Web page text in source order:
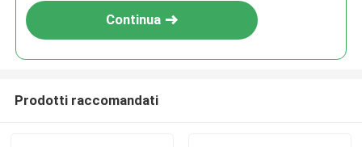
Continua
Prodotti raccomandati